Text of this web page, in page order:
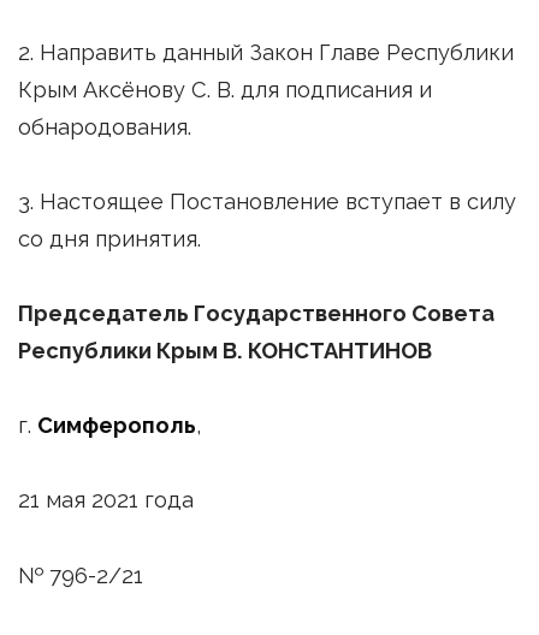
2. Направить данный Закон Главе Республики
Крым Аксёнову С. В. для подписания и
обнародования.
3. Настоящее Постановление вступает в силу
со дня принятия.
Председатель Государственного Совета
Республики Крым В. КОНСТАНТИНОВ
г. Симферополь,
21 мая 2021 года
№ 796-2/21